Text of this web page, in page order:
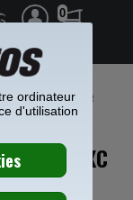
0
49€
frein>Etrier de
MXC
ordinateur
d'utilisation